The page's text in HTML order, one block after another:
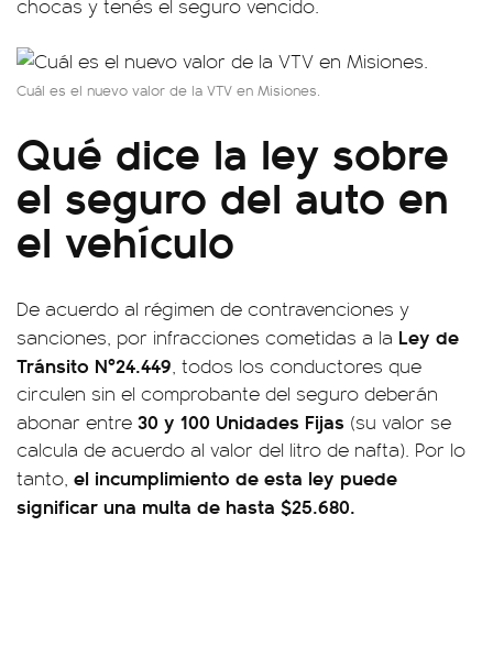
chocas y tenés el seguro vencido.
Cuál es el nuevo valor de la VTV en Misiones.
Qué dice la ley sobre
el seguro del auto en
el vehículo
De acuerdo al régimen de contravenciones y
sanciones, por infracciones cometidas a la Ley de
Tránsito Nº24.449, todos los conductores que
circulen sin el comprobante del seguro deberán
abonar entre 30 y 100 Unidades Fijas (su valor se
calcula de acuerdo al valor del litro de nafta). Por lo
tanto, el incumplimiento de esta ley puede
significar una multa de hasta $25.680.